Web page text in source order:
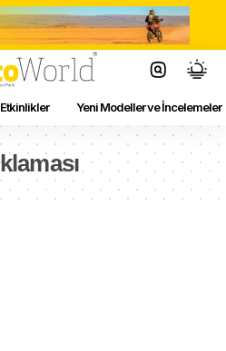
Etkinlikler Yeni Modeller ve İncelemeler